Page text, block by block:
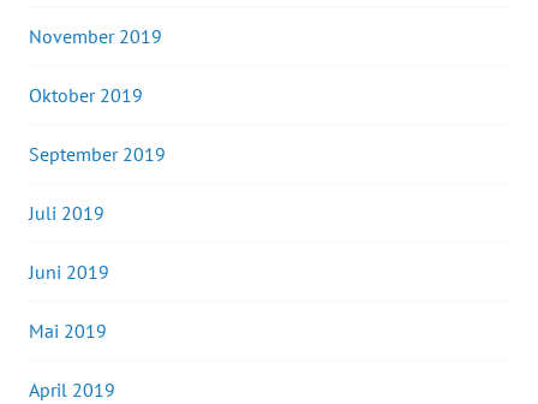
November 2019
Oktober 2019
September 2019
Juli 2019
Juni 2019
Mai 2019
April 2019